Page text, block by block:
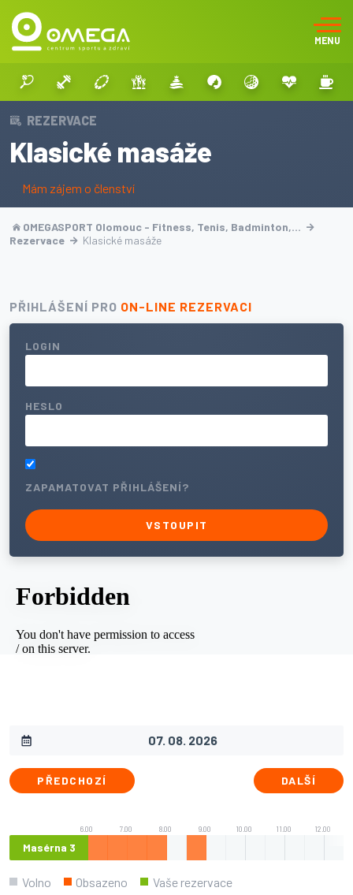
MENU
REZERVACE
Klasické masáže
Mám zájem o členství
OMEGASPORT Olomouc - Fitness, Tenis, Badminton,…
Rezervace
Klasické masáže
PŘIHLÁŠENÍ PRO ON-LINE REZERVACI
LOGIN
HESLO
ZAPAMATOVAT PŘIHLÁŠENÍ?
VSTOUPIT
PŘEDCHOZÍ DALŠÍ
6.00 7.00 8.00 9.00 10.00 11.00 12.00
Masérna 3
Volno Obsazeno Vaše rezervace